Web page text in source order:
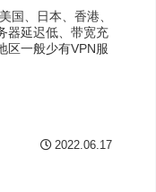
国、日本、香港、
器延迟低、带宽充
区一般少有VPN服
2022.06.17